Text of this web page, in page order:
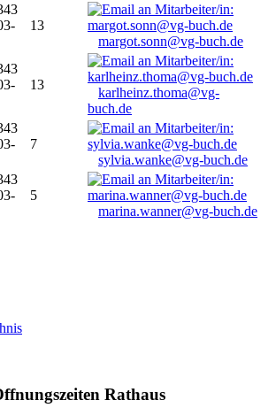
13
margot.sonn@vg-buch.de
13
karlheinz.thoma@vg-
buch.de
7
sylvia.wanke@vg-buch.de
5
marina.wanner@vg-buch.de
Rathaus